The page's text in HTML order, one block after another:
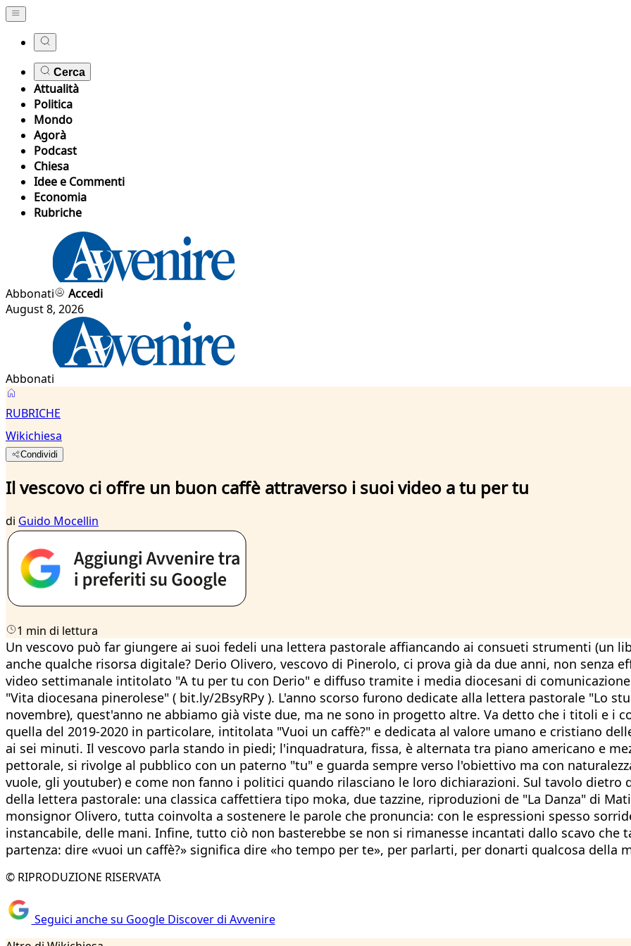
Cerca
Attualità
Politica
Mondo
Agorà
Podcast
Chiesa
Idee e Commenti
Economia
Rubriche
Abbonati
Accedi
August 8, 2026
Abbonati
RUBRICHE
Wikichiesa
Condividi
Il vescovo ci offre un buon caffè attraverso i suoi video a tu per tu
di Guido Mocellin
1 min di lettura
Un vescovo può far giungere ai suoi fedeli una lettera pastorale affiancando ai consueti strumenti (un
anche qualche risorsa digitale? Derio Olivero, vescovo di Pinerolo, ci prova già da due anni, non senza
video settimanale intitolato "A tu per tu con Derio" e diffuso tramite i media diocesani di
"Vita diocesana pinerolese" ( bit.ly/2BsyRPy ). L'anno scorso furono dedicate alla lettera pastorale "Lo
novembre), quest'anno ne abbiamo già viste due, ma ne sono in progetto altre. Va detto che i titoli e i
quella del 2019-2020 in particolare, intitolata "Vuoi un caffè?" e dedicata al valore umano e cristiano
ai sei minuti. Il vescovo parla stando in piedi; l'inquadratura, fissa, è alternata tra piano americano e
pettorale, si rivolge al pubblico con un paterno "tu" e guarda sempre verso l'obiettivo ma con
vuole, gli youtuber) e come non fanno i politici quando rilasciano le loro dichiarazioni. Sul tavolo
della lettera pastorale: una classica caffettiera tipo moka, due tazzine, riproduzioni de "La Danza" di
monsignor Olivero, tutta coinvolta a sostenere le parole che pronuncia: con le espressioni spesso
instancabile, delle mani. Infine, tutto ciò non basterebbe se non si rimanesse incantati dallo scavo che
partenza: dire «vuoi un caffè?» significa dire «ho tempo per te», per parlarti, per donarti qualcosa della
© RIPRODUZIONE RISERVATA
Seguici anche su Google Discover di Avvenire